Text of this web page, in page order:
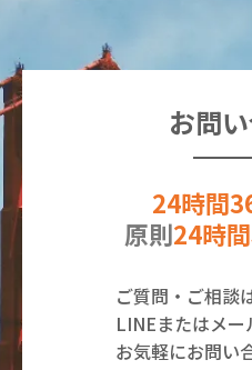
お問
24時間
原則24時
ご質問・ご相談
LINEまたはメー
お気軽にお問い